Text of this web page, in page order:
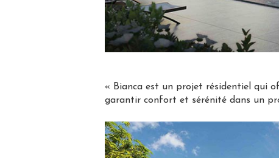
« Bianca est un projet résidentiel qui
garantir confort et sérénité dans un